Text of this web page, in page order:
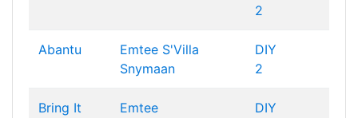
2
Abantu Emtee S'Villa
Snymaan
DIY
2
Bring It
Emtee
DIY